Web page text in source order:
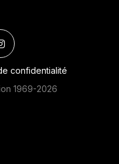
confidentialité
1969-2026